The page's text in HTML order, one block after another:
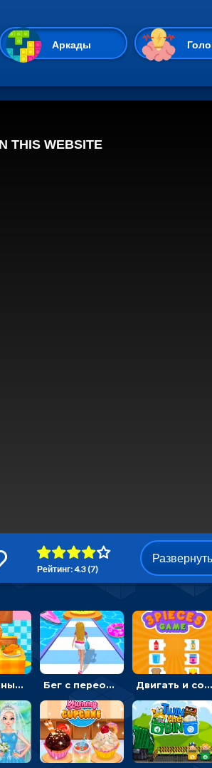
Аркады
Веселые 3D
Рейтинг: 4.3 (7)
Развернуть
Виртуальный питомец: ухаживать, кормить, купать рыжего кота Бег с переодеванием: ловить одежду и повторять модные образы - для девочек Двигать и соединять пазлы по смыслу - головоломка для детей